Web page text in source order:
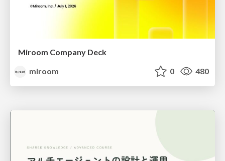
Miroom Company Deck
miroom
0 480